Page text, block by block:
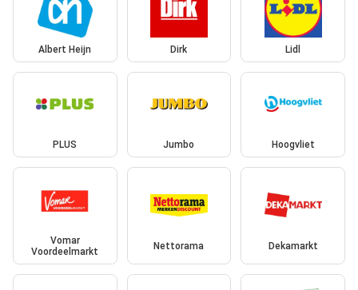
Albert Heijn Dirk Lidl
PLUS Jumbo Hoogvliet
Vomar
Voordeelmarkt
Nettorama Dekamarkt